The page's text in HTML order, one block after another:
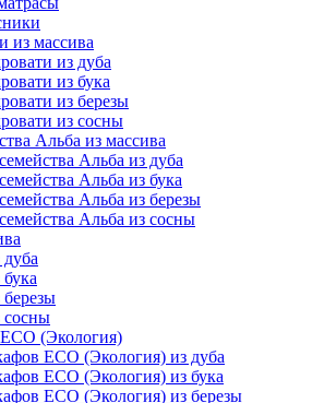
из массива
из дуба
из бука
из березы
из сосны
Альба из массива
Альба из дуба
Альба из бука
Альба из березы
Альба из сосны
сосны
(Экология)
ECO (Экология) из дуба
ECO (Экология) из бука
ECO (Экология) из березы